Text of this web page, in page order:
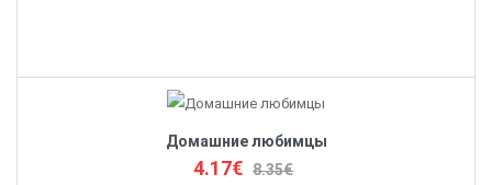
Домашние любимцы
4.17€ 8.35€